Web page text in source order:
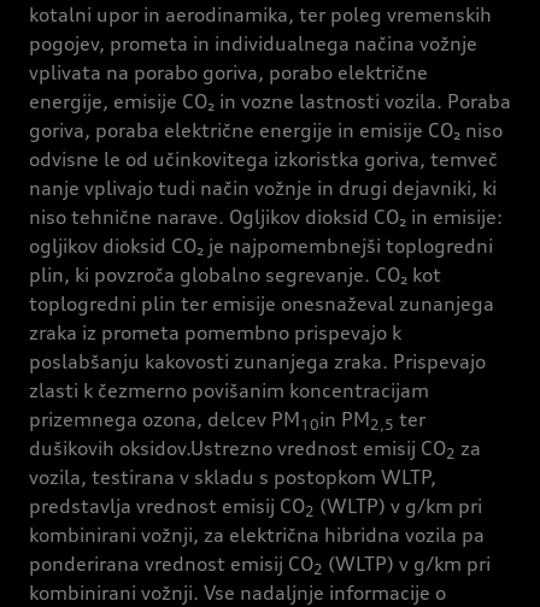
kotalni upor in aerodinamika, ter poleg vremenskih
pogojev, prometa in individualnega načina vožnje
vplivata na porabo goriva, porabo električne
energije, emisije CO₂ in vozne lastnosti vozila. Poraba
goriva, poraba električne energije in emisije CO₂ niso
odvisne le od učinkovitega izkoristka goriva, temveč
nanje vplivajo tudi način vožnje in drugi dejavniki, ki
niso tehnične narave. Ogljikov dioksid CO₂ in emisije:
ogljikov dioksid CO₂ je najpomembnejši toplogredni
plin, ki povzroča globalno segrevanje. CO₂ kot
toplogredni plin ter emisije onesnaževal zunanjega
zraka iz prometa pomembno prispevajo k
poslabšanju kakovosti zunanjega zraka. Prispevajo
zlasti k čezmerno povišanim koncentracijam
prizemnega ozona, delcev PM10in PM2,5 ter
dušikovih oksidov.Ustrezno vrednost emisij CO2 za
vozila, testirana v skladu s postopkom WLTP,
predstavlja vrednost emisij CO2 (WLTP) v g/km pri
kombinirani vožnji, za električna hibridna vozila pa
ponderirana vrednost emisij CO2 (WLTP) v g/km pri
kombinirani vožnji. Vse nadaljnje informacije o